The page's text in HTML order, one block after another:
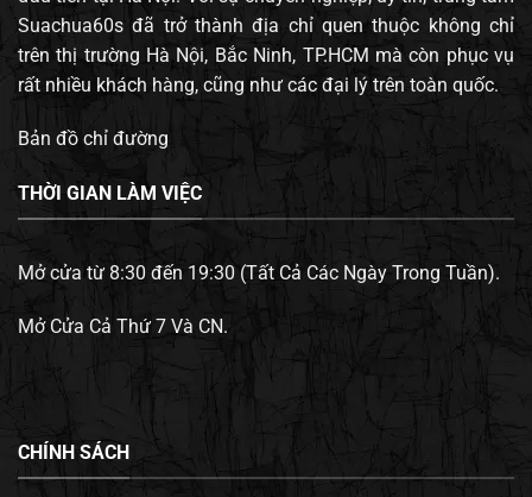
Suachua60s đã trở thành địa chỉ quen thuộc không chỉ
trên thị trường Hà Nội, Bắc Ninh, TP.HCM mà còn phục vụ
rất nhiều khách hàng, cũng như các đại lý trên toàn quốc.
Bản đồ chỉ đường
THỜI GIAN LÀM VIỆC
Mở cửa từ 8:30 đến 19:30 (Tất Cả Các Ngày Trong Tuần).
Mở Cửa Cả Thứ 7 Và CN.
CHÍNH SÁCH